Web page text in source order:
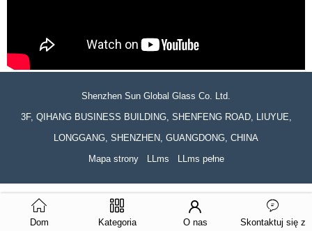
Shenzhen Sun Global Glass Co. Ltd.
3F, QIHANG BUSINESS BUILDING, SHENFENG ROAD, LIUYUE,
LONGGANG, SHENZHEN, GUANGDONG, CHINA
Mapa strony
LLms LLms pełne
Dom Kategoria O nas
Skontaktuj się z